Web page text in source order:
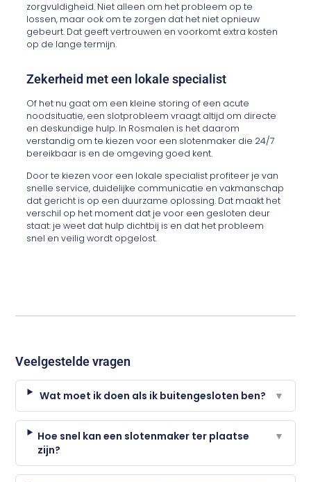
zorgvuldigheid. Niet alleen om het probleem op te
lossen, maar ook om te zorgen dat het niet opnieuw
gebeurt. Dat geeft vertrouwen en voorkomt extra kosten
op de lange termijn.
Zekerheid met een lokale specialist
Of het nu gaat om een kleine storing of een acute
noodsituatie, een slotprobleem vraagt altijd om directe
en deskundige hulp. In Rosmalen is het daarom
verstandig om te kiezen voor een slotenmaker die 24/7
bereikbaar is en de omgeving goed kent.
Door te kiezen voor een lokale specialist profiteer je van
snelle service, duidelijke communicatie en vakmanschap
dat gericht is op een duurzame oplossing. Dat maakt het
verschil op het moment dat je voor een gesloten deur
staat: je weet dat hulp dichtbij is en dat het probleem
snel en veilig wordt opgelost.
Veelgestelde vragen
Wat moet ik doen als ik buitengesloten ben? ▼
Hoe snel kan een slotenmaker ter plaatse
zijn?
▼